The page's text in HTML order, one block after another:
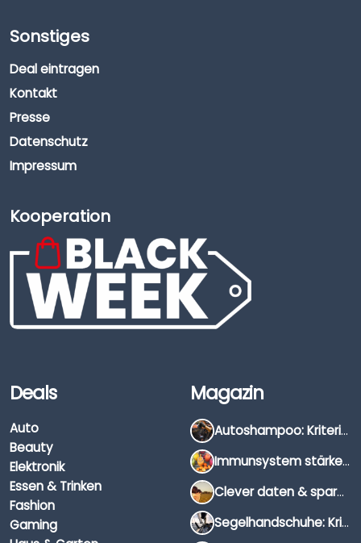
Sonstiges
Deal eintragen
Kontakt
Presse
Datenschutz
Impressum
Kooperation
Deals
Auto
Beauty
Elektronik
Essen & Trinken
Fashion
Gaming
Magazin
Autoshampoo: Kriterien, Unterschiede & Anwendung
Immunsystem stärken: Hausmittel, Vitamine & Wissenswertes
Clever daten & sparen: So findest du die besten Deals für Dates und Unternehmungen
Segelhandschuhe: Kriterien, Materialien & Tipps